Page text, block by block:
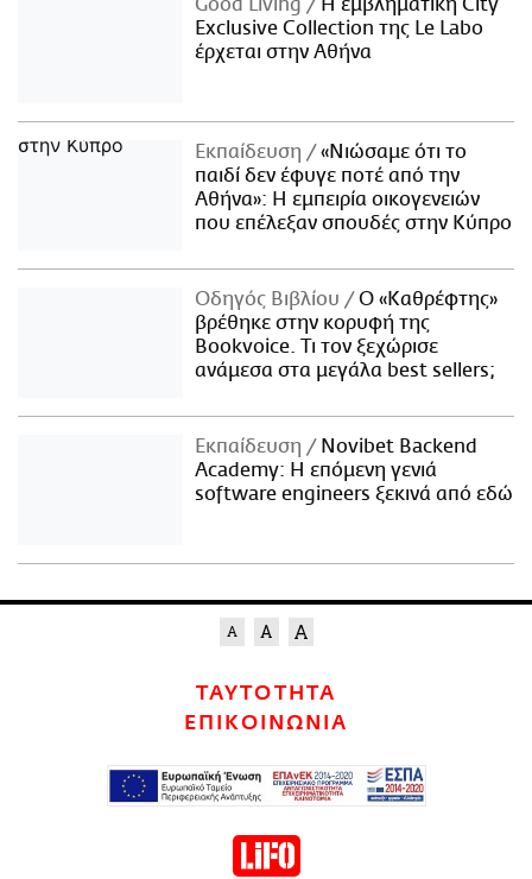
Good Living
Η εμβληματική City
Exclusive Collection της Le Labo
έρχεται στην Αθήνα
Εκπαίδευση
«Νιώσαμε ότι το
παιδί δεν έφυγε ποτέ από την
Αθήνα»: Η εμπειρία οικογενειών
που επέλεξαν σπουδές στην Κύπρο
Οδηγός Βιβλίου
Ο «Καθρέφτης»
βρέθηκε στην κορυφή της
Bookvoice. Τι τον ξεχώρισε
ανάμεσα στα μεγάλα best sellers;
Εκπαίδευση
Novibet Backend
Academy: Η επόμενη γενιά
software engineers ξεκινά από εδώ
ΤΑΥΤΟΤΗΤΑ
ΕΠΙΚΟΙΝΩΝΙΑ